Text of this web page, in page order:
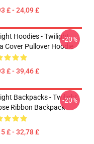
£ - 24,09 £
Hoodies - Twilight
Cover Pullover Hoodie
£ - 39,46 £
-20%
Backpacks - Twilight
Ribbon Backpack
£ - 32,78 £
-20%